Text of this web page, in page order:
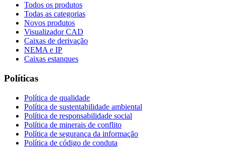
Todos os produtos
Todas as categorias
Novos produtos
Visualizador CAD
Caixas de derivação
NEMA e IP
Caixas estanques
Políticas
Política de qualidade
Política de sustentabilidade ambiental
Política de responsabilidade social
Política de minerais de conflito
Política de segurança da informação
Política de código de conduta